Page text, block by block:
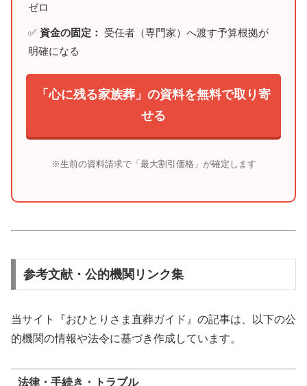
ゼロ
✅ 資金の固定：
受任者（専門家）へ渡す予算根拠が
明確になる
「心に残る家族葬」の資料を無料で取り寄
せる
※生前の資料請求で「最大割引価格」が確定します
参考文献・公的機関リンク集
当サイト『おひとりさま直葬ガイド』の記事は、以下の公
的機関の情報や法令に基づき作成しています。
法律・手続き・トラブル